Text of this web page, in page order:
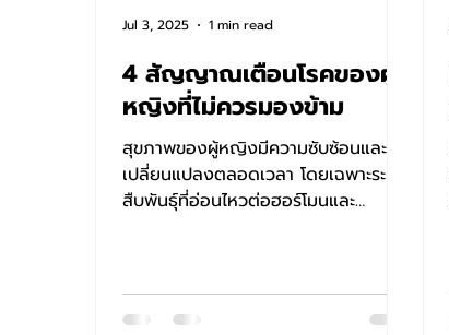
4 สัญญาณเตือนโรคของผู้
หญิงที่ไม่ควรมองข้าม
สุขภาพของผู้หญิงมีความซับซ้อนและ
เปลี่ยนแปลงตลอดเวลา โดยเฉพาะระบบ
สืบพันธุ์ที่อ่อนไหวต่อฮอร์โมนและ
Jul 3, 2025 1 min read